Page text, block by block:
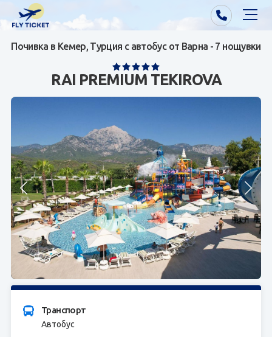
Почивки от Варна
Екзотика
Самолетни билети
Визи
Контакти
За нас
ЗАПИТВАНЕ
Почивка в Кемер, Турция с автобус от Варна - 7 нощувки
RAI PREMIUM TEKIROVA
Транспорт
Автобус